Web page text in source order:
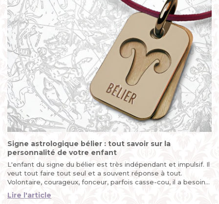
Signe astrologique bélier : tout savoir sur la
personnalité de votre enfant
L'enfant du signe du bélier est très indépendant et impulsif. Il
veut tout faire tout seul et a souvent réponse à tout.
Volontaire, courageux, fonceur, parfois casse-cou, il a besoin
d'expérimenter pour prendre conscience de ses limites...
Lire l'article